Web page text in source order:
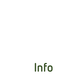
Info